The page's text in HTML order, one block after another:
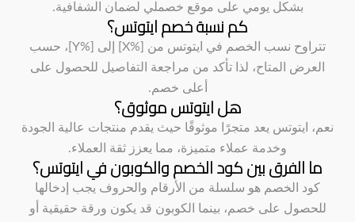
بشكل يومي على موقع خصملي لضمان الشفافية.
كم نسبة خصم ايتوتس؟
تتراوح نسب الخصم في ايتوتس من [%X] إلى [%Y]، حسب
العرض المتاح، لذا تأكد من مراجعة التفاصيل للحصول على
أعلى خصم.
هل ايتوتس موثوق؟
نعم، ايتوتس يعد متجرًا موثوقًا حيث يقدم منتجات عالية الجودة
وخدمة عملاء متميزة، مما يعزز ثقة العملاء.
ما الفرق بين كود الخصم والكوبون في ايتوتس؟
كود الخصم هو سلسلة من الأرقام والحروف يجب إدخالها
للحصول على خصم، بينما الكوبون قد يكون ورقة حقيقية أو